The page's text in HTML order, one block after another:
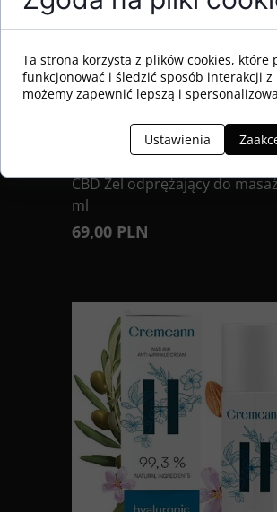
CBD Żel odprężający do
ml
69,00 PLN
Ta strona korzysta z plików cookies, które
funkcjonować i śledzić sposób interakcji z
możemy zapewnić lepszą i
Ustawienia